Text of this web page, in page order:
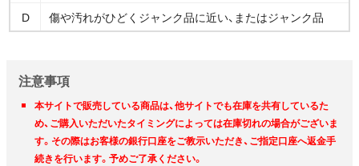
D
傷や汚れがひどくジャンク品に近い、またはジャンク品
注意事項
本サイトで販売している商品は、他サイトでも在庫を共有しているた
め、ご購入いただいたタイミングによっては在庫切れの場合がございま
す。その際はお客様の銀行口座をご教示いただき、ご指定口座へ返金手
続きを行います。予めご了承ください。